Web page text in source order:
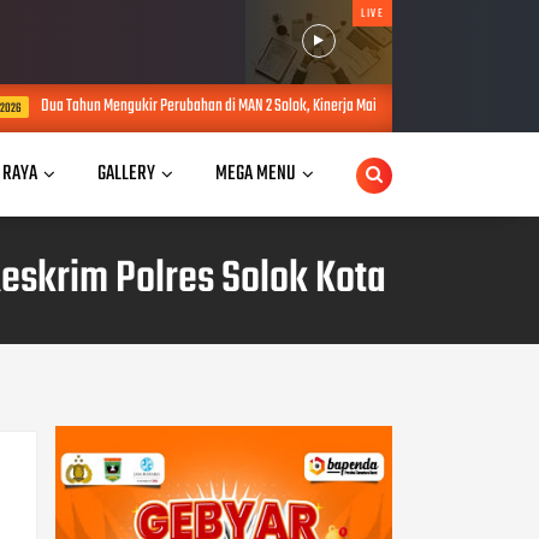
LIVE
di MAN 2 Solok, Kinerja Maidison Dinilai dalam PKKM Kanwil Kemenag Sumbar
GALLERY MEGA MENU
Polres Solok Kota